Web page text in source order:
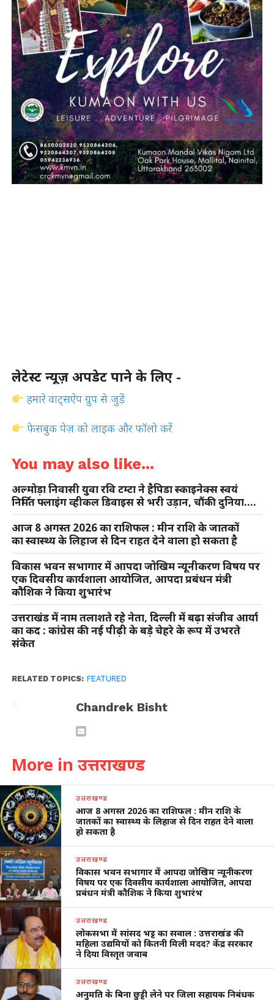
लेटेस्ट न्यूज़ अपडेट पाने के लिए -
हमारे वाट्सऐप ग्रुप से जुड़ें
फेसबुक पेज़ को लाइक और फॉलो करें
You may also like...
अल्मोड़ा निवासी युवा रवि टम्टा ने हैपिडा स्काइनेक्स स्वयं
निर्मित फ्लाइंग व्हीकल डिवाइस से भरी उड़ान, चौंकी दुनिया….
आज 8 अगस्त 2026 का राशिफल : मीन राशि के जातकों
का स्वास्थ्य के लिहाज से दिन राहत देने वाला हो सकता है
विकास भवन सभागार में आपदा जोखिम न्यूनीकरण विषय पर
एक दिवसीय कार्यशाला आयोजित, आपदा प्रबंधन मंत्री
कौशिक ने किया शुभारंभ
उत्तराखंड में नाम तलाशते रहे नेता, दिल्ली में बढ़ा संजीव आर्या
का कद : कांग्रेस की नई पीढ़ी के बड़े चेहरे के रूप में उभरते
संकेत
RELATED TOPICS: FEATURED
Chandrek Bisht
More in उत्तराखण्ड
उत्तराखण्ड
आज 8 अगस्त 2026 का राशिफल : मीन राशि के
जातकों का स्वास्थ्य के लिहाज से दिन राहत देने वाला
हो सकता है
उत्तराखण्ड
विकास भवन सभागार में आपदा जोखिम न्यूनीकरण
विषय पर एक दिवसीय कार्यशाला आयोजित, आपदा
प्रबंधन मंत्री कौशिक ने किया शुभारंभ
उत्तराखण्ड
लोकसभा में सांसद भट्ट का सवाल : उत्तराखंड की
महिला उद्यमियों को कितनी मिली मदद? केंद्र सरकार
ने दिया विस्तृत जवाब
उत्तराखण्ड
अनुमति के बिना छुट्टी लेने पर जिला सहायक निबंधक